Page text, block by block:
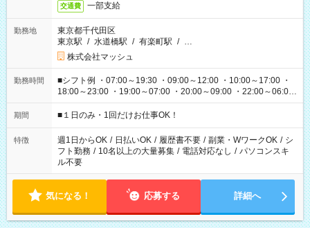
交通費 一部支給
勤務地
東京都千代田区
東京駅 / 水道橋駅 / 有楽町駅 / …
株式会社マッシュ
勤務時間
■シフト例 ・07:00～19:30 ・09:00～12:00 ・10:00～17:00 ・
18:00～23:00 ・19:00～07:00 ・20:00～09:00 ・22:00～06:00
etc ★最短で3時間で5,120円のお仕事から 15時間で2万円近く稼
げるお仕事も！ ご希望のお時間に合わせてご紹介！ ※シフトは
ください！
期間 ■１日のみ・1回だけお仕事OK！
特徴 週1日からOK / 日払いOK / 履歴書不要 / 副業・WワークOK / シ
フト勤務 / 10名以上の大量募集 / 電話対応なし / パソコンスキ
ル不要
気になる！ 応募する 詳細へ